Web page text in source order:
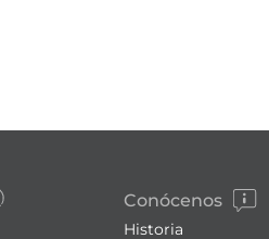
Conócenos
Historia